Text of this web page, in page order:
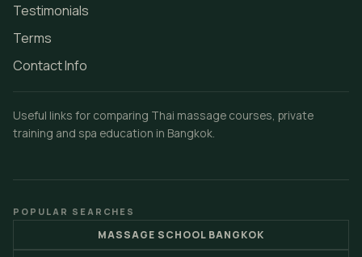
Testimonials
Terms
Contact Info
Useful links for comparing Thai massage courses, private
training and spa education in Bangkok.
POPULAR SEARCHES
MASSAGE SCHOOL BANGKOK